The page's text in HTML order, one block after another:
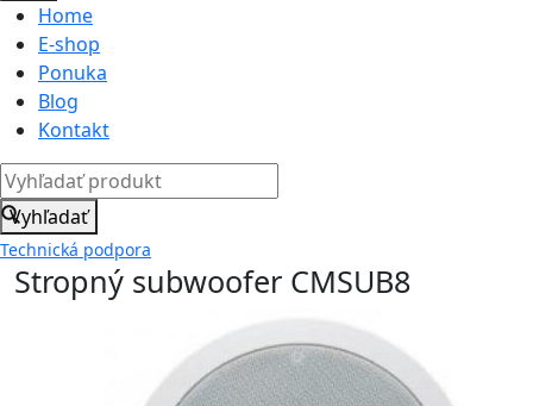
Home
E-shop
Ponuka
Blog
Kontakt
Vyhľadať
Technická podpora
Stropný subwoofer CMSUB8